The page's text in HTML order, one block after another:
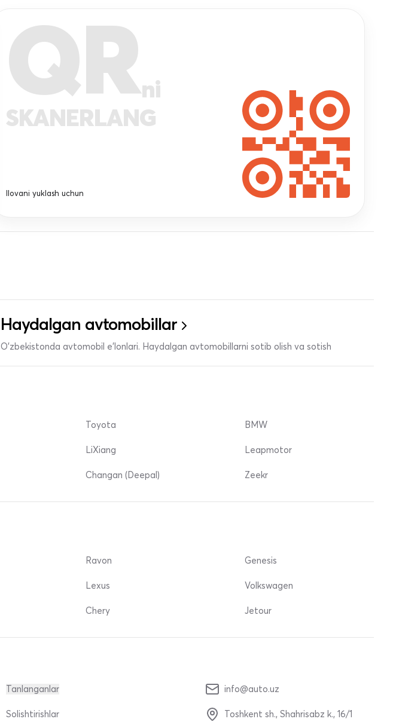
QRni
SKANERLANG
Ilovani yuklash uchun
Haydalgan avtomobillar
O'zbekistonda avtomobil e’lonlari. Haydalgan avtomobillarni sotib olish va sotish
Toyota
LiXiang
Changan (Deepal)
BMW
Leapmotor
Zeekr
Ravon
Lexus
Chery
Genesis
Volkswagen
Jetour
Tanlanganlar
Solishtirishlar
info@auto.uz
Toshkent sh., Shahrisabz k., 16/1